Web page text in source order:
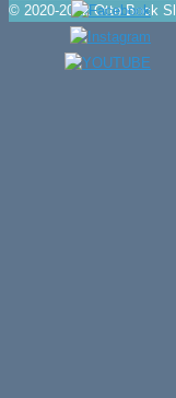
© 2020-2022 Otto Bock